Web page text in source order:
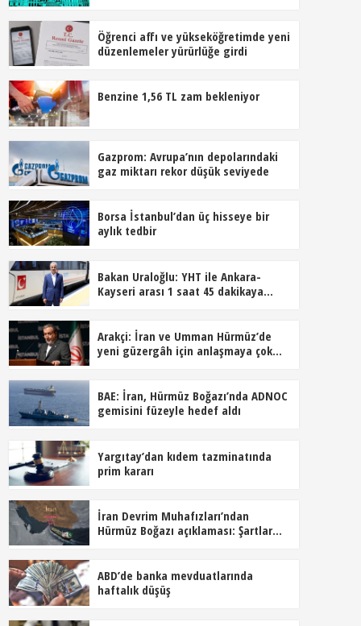
Öğrenci affı ve yükseköğretimde yeni
düzenlemeler yürürlüğe girdi
Benzine 1,56 TL zam bekleniyor
Gazprom: Avrupa’nın depolarındaki
gaz miktarı rekor düşük seviyede
Borsa İstanbul’dan üç hisseye bir
aylık tedbir
Bakan Uraloğlu: YHT ile Ankara-
Kayseri arası 1 saat 45 dakikaya
Arakçi: İran ve Umman Hürmüz’de
yeni güzergâh için anlaşmaya çok
BAE: İran, Hürmüz Boğazı’nda ADNOC
gemisini füzeyle hedef aldı
Yargıtay’dan kıdem tazminatında
prim kararı
İran Devrim Muhafızları’ndan
Hürmüz Boğazı açıklaması: Şartlar
ABD’de banka mevduatlarında
haftalık düşüş